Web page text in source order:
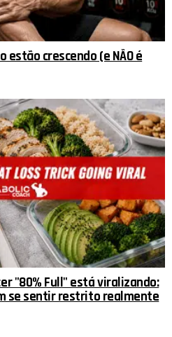
estão crescendo (e NÃO é
"80% Full" está viralizando:
se sentir restrito realmente